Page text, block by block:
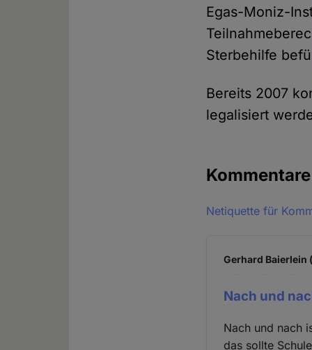
Egas-Moniz-
Sterbehilfe
Bereits 2007
legalisiert
Kommentare
Netiquette für
Gerhard
Nach und
Nach und nach
das sollte